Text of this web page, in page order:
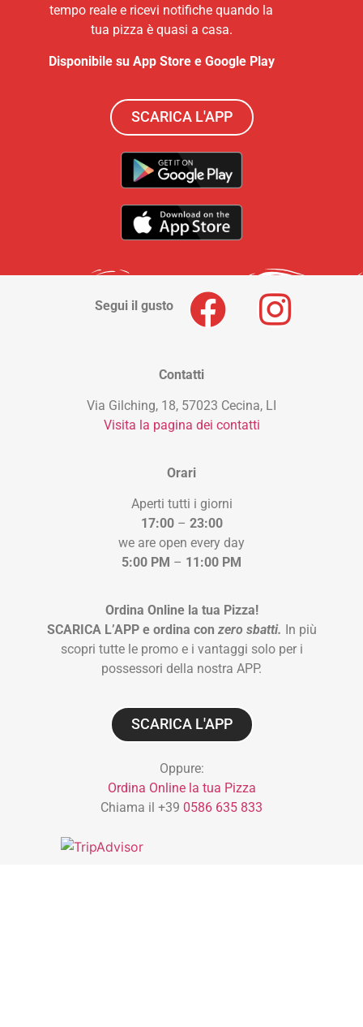
tempo reale e ricevi notifiche quando la
tua pizza è quasi a casa.
Disponibile su App Store e Google Play
SCARICA L'APP
Segui il gusto
Contatti
Via Gilching, 18, 57023 Cecina, LI
Visita la pagina dei contatti
Orari
Aperti tutti i giorni
17:00– 23:00
we are open every day
5:00 PM – 11:00 PM
Ordina Online la tua Pizza!
SCARICA L’APP e ordina con zero sbatti. In più
scopri tutte le promo e i vantaggi solo per i
possessori della nostra APP.
SCARICA L'APP
Oppure:
Ordina Online la tua Pizza
Chiama il +39 0586 635 833